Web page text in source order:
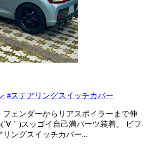
#ステアリングスイッチカバー
フェンダーからリアスポイラーまで伸
｀)スッゴイ自己満パーツ装着。 ビフ
リングスイッチカバー...